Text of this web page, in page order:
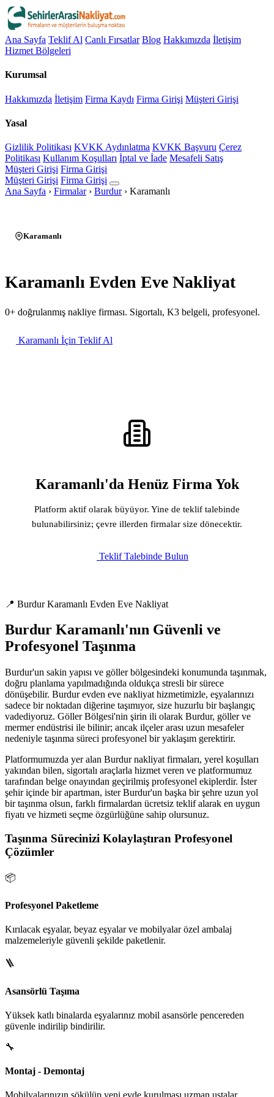
Ana Sayfa Teklif Al Canlı Fırsatlar Blog Hakkımızda İletişim
Hizmet Bölgeleri
Kurumsal
Hakkımızda İletişim Firma Kaydı Firma Girişi Müşteri Girişi
Yasal
Gizlilik Politikası KVKK Aydınlatma KVKK Başvuru Çerez
Politikası Kullanım Koşulları İptal ve İade Mesafeli Satış
Müşteri Girişi Firma Girişi
Müşteri Girişi Firma Girişi
Ana Sayfa › Firmalar › Burdur › Karamanlı
Karamanlı
Karamanlı Evden Eve Nakliyat
0+ doğrulanmış nakliye firması. Sigortalı, K3 belgeli, profesyonel.
Karamanlı İçin Teklif Al
Karamanlı'da Henüz Firma Yok
Platform aktif olarak büyüyor. Yine de teklif talebinde
bulunabilirsiniz; çevre illerden firmalar size dönecektir.
Teklif Talebinde Bulun
📍 Burdur Karamanlı Evden Eve Nakliyat
Burdur Karamanlı'nın Güvenli ve
Profesyonel Taşınma
Burdur'un sakin yapısı ve göller bölgesindeki konumunda taşınmak,
doğru planlama yapılmadığında oldukça stresli bir sürece
dönüşebilir. Burdur evden eve nakliyat hizmetimizle, eşyalarınızı
sadece bir noktadan diğerine taşımıyor, size huzurlu bir başlangıç
vadediyoruz. Göller Bölgesi'nin şirin ili olarak Burdur, göller ve
mermer endüstrisi ile bilinir; ancak ilçeler arası uzun mesafeler
nedeniyle taşınma süreci profesyonel bir yaklaşım gerektirir.
Platformumuzda yer alan Burdur nakliyat firmaları, yerel koşulları
yakından bilen, sigortalı araçlarla hizmet veren ve platformumuz
tarafından belge onayından geçirilmiş profesyonel ekiplerdir. İster
şehir içinde bir apartman, ister Burdur'un başka bir şehre uzun yol
bir taşınma olsun, farklı firmalardan ücretsiz teklif alarak en uygun
fiyatı ve hizmeti seçme özgürlüğüne sahip olursunuz.
Taşınma Sürecinizi Kolaylaştıran Profesyonel
Çözümler
📦
Profesyonel Paketleme
Kırılacak eşyalar, beyaz eşyalar ve mobilyalar özel ambalaj
malzemeleriyle güvenli şekilde paketlenir.
🪜
Asansörlü Taşıma
Yüksek katlı binalarda eşyalarınız mobil asansörle pencereden
güvenle indirilip bindirilir.
🔧
Montaj - Demontaj